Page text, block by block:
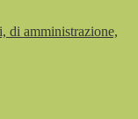
di amministrazione,